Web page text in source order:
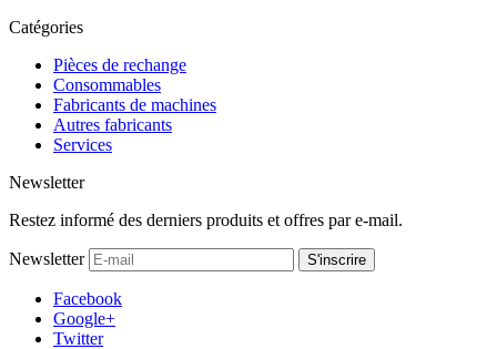
Catégories
Pièces de rechange
Consommables
Fabricants de machines
Autres fabricants
Services
Newsletter
Restez informé des derniers produits et offres par e-mail.
Newsletter S'inscrire
Facebook
Google+
Twitter